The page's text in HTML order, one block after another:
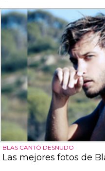
BLAS CANTÓ DESNUDO
Las mejores fotos de